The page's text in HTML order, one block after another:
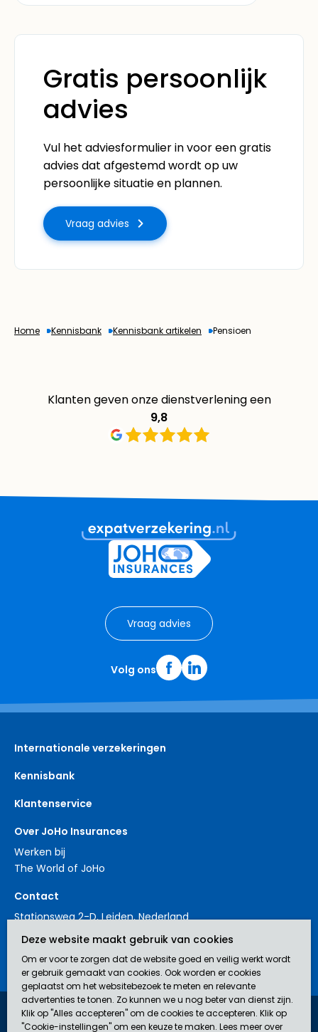
Gratis persoonlijk
advies
Vul het adviesformulier in voor een gratis
advies dat afgestemd wordt op uw
persoonlijke situatie en plannen.
Vraag advies
Home Kennisbank Kennisbank artikelen Pensioen
Klanten geven onze dienstverlening een
9,8
Vraag advies
Volg ons
Internationale verzekeringen
Kennisbank
Klantenservice
Over JoHo Insurances
Werken bij
The World of JoHo
Contact
Stationsweg 2-D, Leiden, Nederland
+31 88 3214561
contact@johoinsurances.org
JoHo Insurances is een door de AFM erkend bemiddelaar (nr.
Deze website maakt gebruik van cookies
Om er voor te zorgen dat de website goed en veilig werkt wordt
er gebruik gemaakt van cookies. Ook worden er cookies
geplaatst om het websitebezoek te meten en relevante
advertenties te tonen. Zo kunnen we u nog beter van dienst zijn.
Klik op "Alles accepteren" om de cookies te accepteren. Klik op
"Cookie-instellingen" om een keuze te maken. Lees meer over